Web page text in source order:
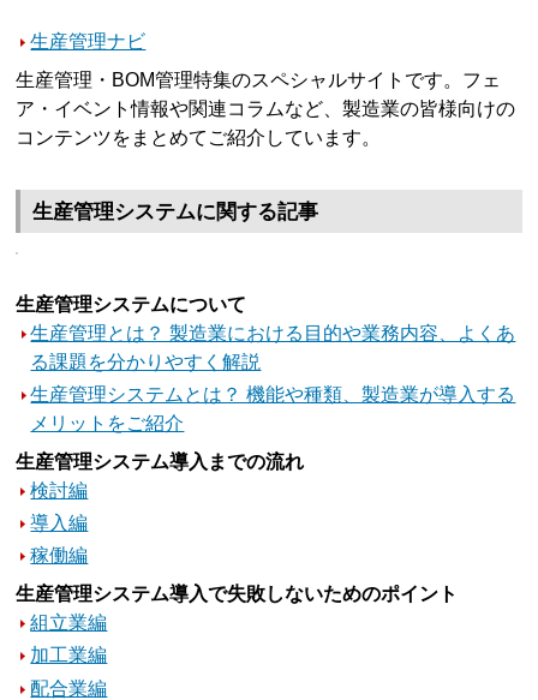
生産管理ナビ
生産管理・BOM管理特集のスペシャルサイトです。フェ
ア・イベント情報や関連コラムなど、製造業の皆様向けの
コンテンツをまとめてご紹介しています。
生産管理システムに関する記事
生産管理システムについて
生産管理とは？ 製造業における目的や業務内容、よくあ
る課題を分かりやすく解説
生産管理システムとは？ 機能や種類、製造業が導入する
メリットをご紹介
生産管理システム導入までの流れ
検討編
導入編
稼働編
生産管理システム導入で失敗しないためのポイント
組立業編
加工業編
配合業編